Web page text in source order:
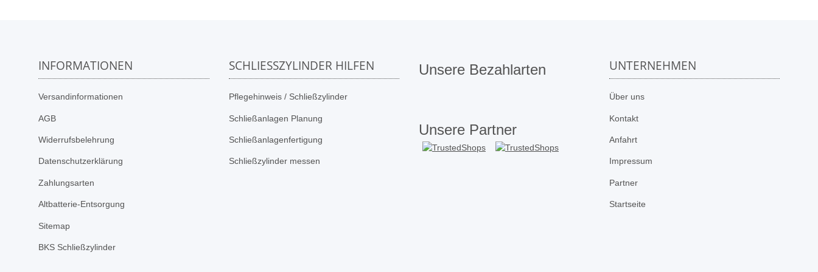
INFORMATIONEN
Versandinformationen
AGB
Widerrufsbelehrung
Datenschutzerklärung
Zahlungsarten
Altbatterie-Entsorgung
Sitemap
BKS Schließzylinder
SCHLIESSZYLINDER HILFEN
Pflegehinweis / Schließzylinder
Schließanlagen Planung
Schließanlagenfertigung
Schließzylinder messen
Unsere Bezahlarten
Unsere Partner
UNTERNEHMEN
Über uns
Kontakt
Anfahrt
Impressum
Partner
Startseite